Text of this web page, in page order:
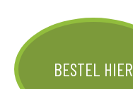
BESTEL HIER